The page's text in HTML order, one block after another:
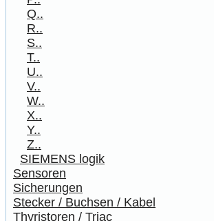
Q..
R..
S..
T..
U..
V..
W..
X..
Y..
Z..
SIEMENS logik
Sensoren
Sicherungen
Stecker / Buchsen / Kabel
Thyristoren / Triac